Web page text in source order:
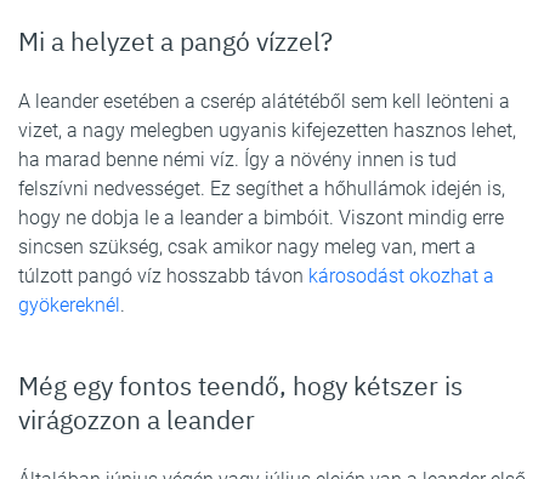
Mi a helyzet a pangó vízzel?
A leander esetében a cserép alátétéből sem kell leönteni a
vizet, a nagy melegben ugyanis kifejezetten hasznos lehet,
ha marad benne némi víz. Így a növény innen is tud
felszívni nedvességet. Ez segíthet a hőhullámok idején is,
hogy ne dobja le a leander a bimbóit. Viszont mindig erre
sincsen szükség, csak amikor nagy meleg van, mert a
túlzott pangó víz hosszabb távon károsodást okozhat a
gyökereknél .
Még egy fontos teendő, hogy kétszer is
virágozzon a leander